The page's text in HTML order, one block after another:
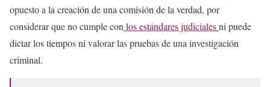
opuesto a la creación de una comisión de la verdad, por
considerar que no cumple con los estándares judicialesni puede
dictar los tiempos ni valorar las pruebas de una investigación
criminal.